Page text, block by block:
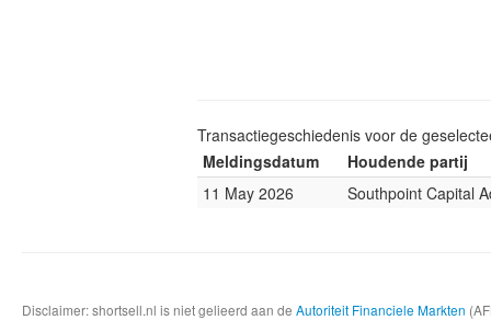
Transactiegeschiedenis voor de
Meldingsdatum
Houdende partij
11 May 2026
Southpoint Capital
Disclaimer: shortsell.nl is niet gelieerd aan de Autoriteit Financiele Markten